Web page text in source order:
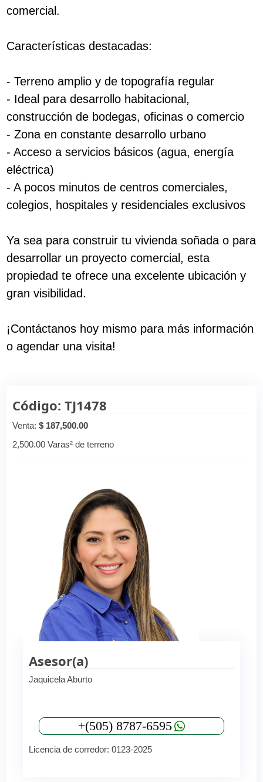
comercial.
Características destacadas:
- Terreno amplio y de topografía regular
- Ideal para desarrollo habitacional,
construcción de bodegas, oficinas o comercio
- Zona en constante desarrollo urbano
- Acceso a servicios básicos (agua, energía
eléctrica)
- A pocos minutos de centros comerciales,
colegios, hospitales y residenciales exclusivos
Ya sea para construir tu vivienda soñada o para
desarrollar un proyecto comercial, esta
propiedad te ofrece una excelente ubicación y
gran visibilidad.
¡Contáctanos hoy mismo para más información
o agendar una visita!
Código: TJ1478
Venta:$ 187,500.00
2,500.00 Varas² de terreno
Asesor(a)
Jaquicela Aburto
+(505) 8787-6595
Licencia de corredor: 0123-2025